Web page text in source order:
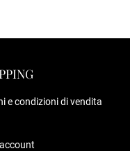
e condizioni di vendita